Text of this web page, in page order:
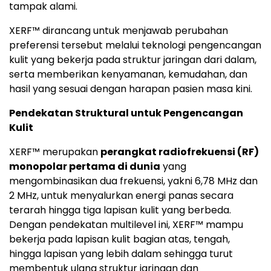
tampak alami.
XERF™ dirancang untuk menjawab perubahan
preferensi tersebut melalui teknologi pengencangan
kulit yang bekerja pada struktur jaringan dari dalam,
serta memberikan kenyamanan, kemudahan, dan
hasil yang sesuai dengan harapan pasien masa kini.
Pendekatan Struktural untuk Pengencangan
Kulit
XERF™ merupakan perangkat radiofrekuensi (RF)
monopolar pertama di dunia yang
mengombinasikan dua frekuensi, yakni 6,78 MHz dan
2 MHz, untuk menyalurkan energi panas secara
terarah hingga tiga lapisan kulit yang berbeda.
Dengan pendekatan multilevel ini, XERF™ mampu
bekerja pada lapisan kulit bagian atas, tengah,
hingga lapisan yang lebih dalam sehingga turut
membentuk ulang struktur jaringan dan